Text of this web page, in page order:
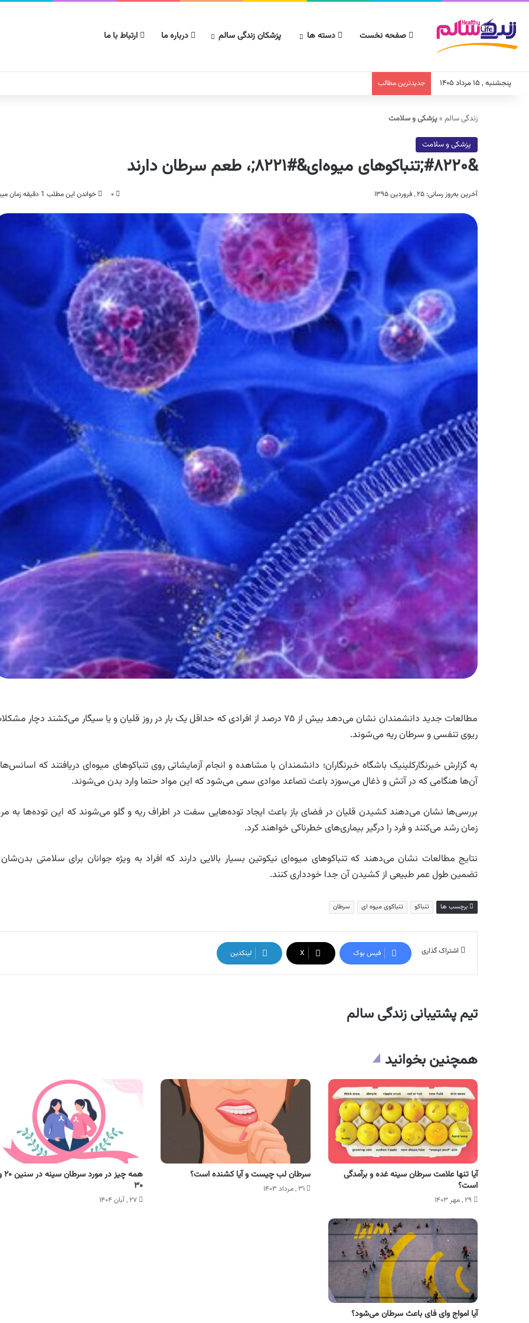
صفحه نخست دسته ها پزشکان زندگی سالم درباره ما ارتباط با ما
پنجشنبه , ۱۵ مرداد ۱۴۰۵ جدیدترین مطالب
زندگی سالم »پزشکی و سلامت
پزشکی و سلامت
&#۸۲۲۰;تنباکوهای میوه‌ای&#۸۲۲۱;، طعم سرطان دارند
آخرین به‌روز رسانی: ۲۵ , فروردین ۱۳۹۵ ۰ خواندن این مطلب 1 دقیقه زمان میبرد
مطالعات جدید دانشمندان نشان می‌دهد بیش از ۷۵ درصد از افرادی که حداقل یک بار در روز قلیان و یا سیگار می‌کشند دچار
ریوی تنفسی و سرطان ریه می‌شوند.
به گزارش خبرنگارکلینیک باشگاه خبرنگاران؛ دانشمندان با مشاهده و انجام آزمایشاتی روی تنباکوهای میوه‌ای دریافتند که
آن‌ها هنگامی که در آتش و ذغال می‌سوزد باعث تصاعد موادی سمی می‌شود که این مواد حتما وارد بدن می‌شوند.
بررسی‌ها نشان می‌دهند کشیدن قلیان در فضای باز باعث ایجاد توده‌هایی سفت در اطراف ریه و گلو می‌شوند که این توده‌ها به
زمان رشد می‌کنند و فرد را درگیر بیماری‌های خطرناکی خواهند کرد.
نتایج مطالعات نشان می‌دهند که تنباکوهای میوه‌ای نیکوتین بسیار بالایی دارند که افراد به ویژه جوانان برای سلامتی
تضمین طول عمر طبیعی از کشیدن آن جدا خودداری کنند.
برچسب ها تنباکو تنباکوی میوه ای سرطان
اشتراک گذاری فیس بوک X لینکدین
تیم پشتیبانی زندگی سالم
همچنین بخوانید
آیا تنها علامت سرطان سینه غده و برآمدگی
است؟
۲۹ , مهر ۱۴۰۳
سرطان لب چیست و آیا کشنده است؟
۳۱ , مرداد ۱۴۰۳
همه‌ چیز در مورد
۳۰
۲۷ , آبان ۱۴۰۴
آیا امواج وای‌ فای باعث سرطان می‌شود؟